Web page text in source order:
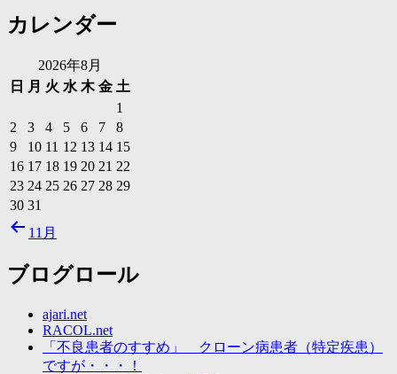
カ
イ
カレンダー
2026年8月
日
月 火 水 木 金 土
1
2
3 4 5 6 7
8
9
10 11 12 13 14 15
16 17 18 19 20 21 22
23 24 25 26 27 28 29
30 31
11月
ブログロール
ajari.net
RACOL.net
「不良患者のすすめ」 クローン病患者（特定疾患）
ですが・・・！